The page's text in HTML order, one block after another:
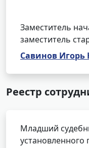
Заместитель
заместитель
Савинов
Реестр
Младший
установленного